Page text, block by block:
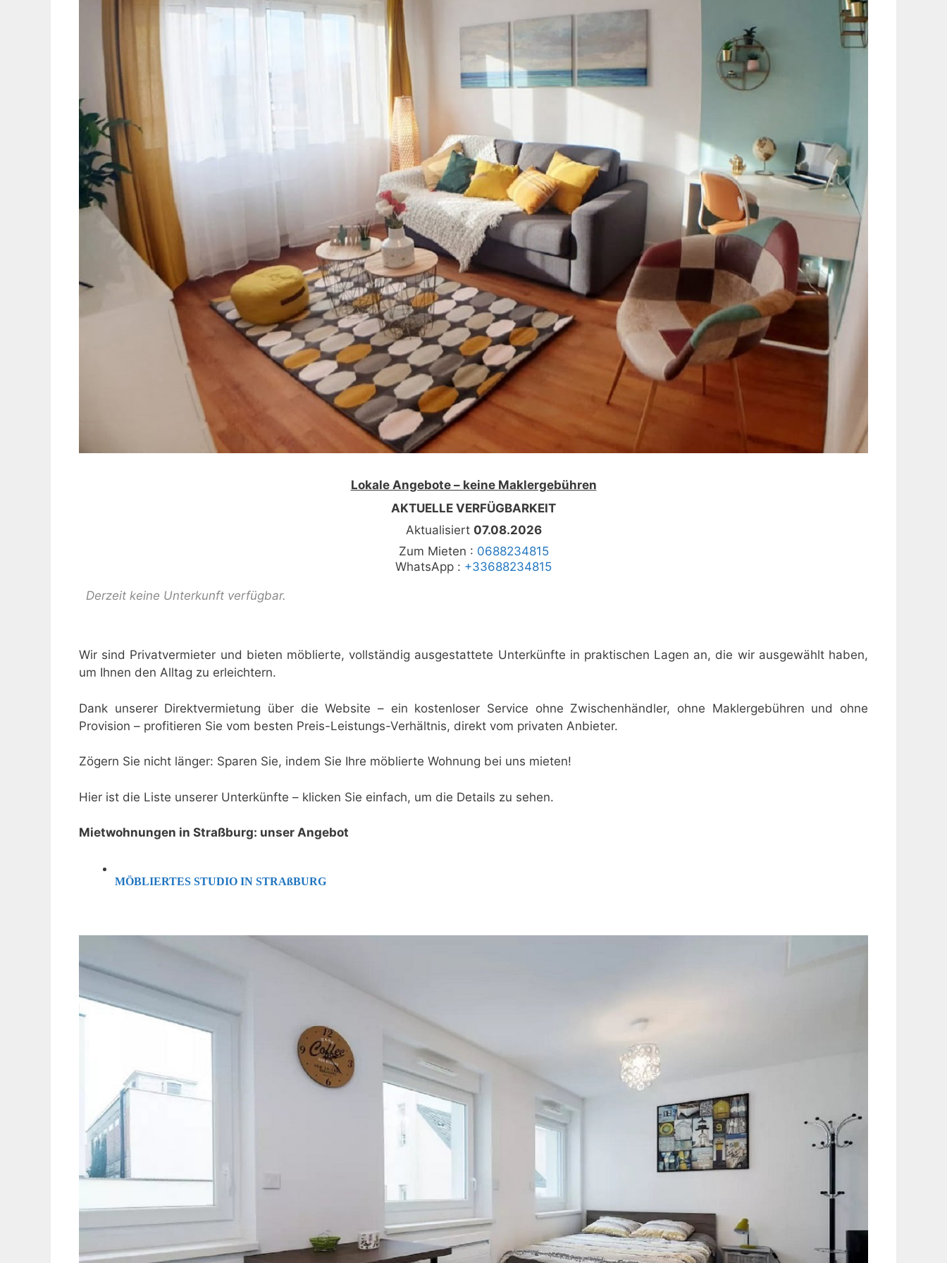
Lokale Angebote – keine Maklergebühren
AKTUELLE VERFÜGBARKEIT
Aktualisiert 07.08.2026
Zum Mieten : 0688234815
WhatsApp : +33688234815
Derzeit keine Unterkunft verfügbar.
Wir sind Privatvermieter und bieten möblierte, vollständig ausgestattete Unterkünfte in praktischen Lagen an, die wir ausgewählt haben,
um Ihnen den Alltag zu erleichtern.
Dank unserer Direktvermietung über die Website – ein kostenloser Service ohne Zwischenhändler, ohne Maklergebühren und ohne
Provision – profitieren Sie vom besten Preis-Leistungs-Verhältnis, direkt vom privaten Anbieter.
Zögern Sie nicht länger: Sparen Sie, indem Sie Ihre möblierte Wohnung bei uns mieten!
Hier ist die Liste unserer Unterkünfte – klicken Sie einfach, um die Details zu sehen.
Mietwohnungen in Straßburg: unser Angebot
MÖBLIERTES STUDIO IN STRAßBURG